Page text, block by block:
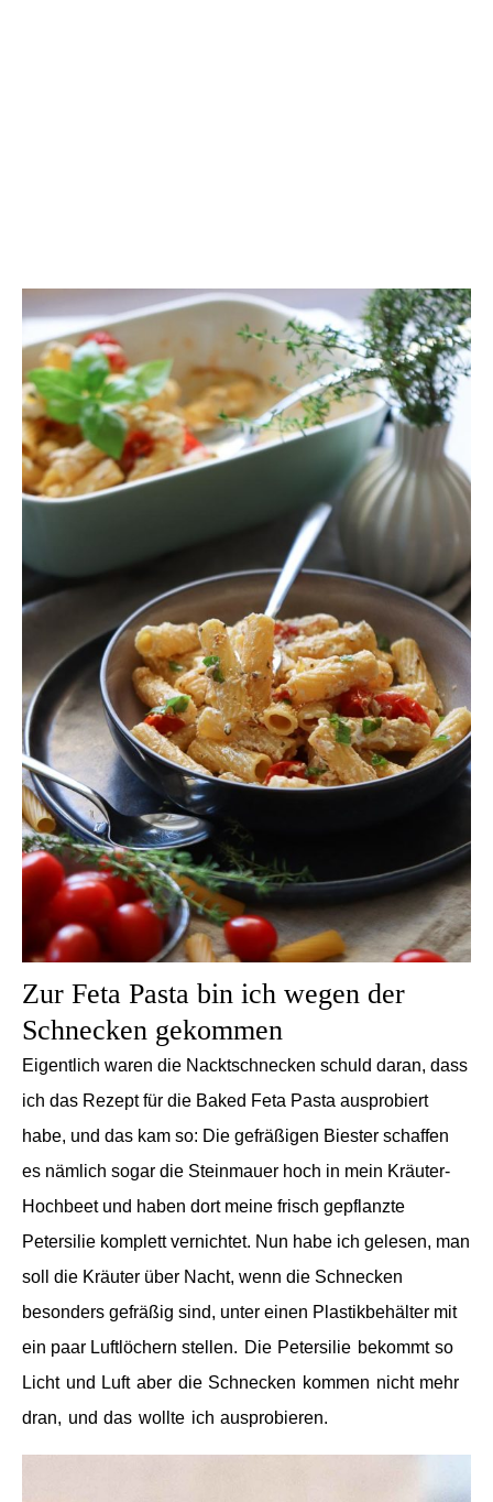
Zur Feta Pasta bin ich wegen der
Schnecken gekommen
Eigentlich waren die Nacktschnecken schuld daran, dass
ich das Rezept für die Baked Feta Pasta ausprobiert
habe, und das kam so: Die gefräßigen Biester schaffen
es nämlich sogar die Steinmauer hoch in mein Kräuter-
Hochbeet und haben dort meine frisch gepflanzte
Petersilie komplett vernichtet. Nun habe ich gelesen, man
soll die Kräuter über Nacht, wenn die Schnecken
besonders gefräßig sind, unter einen Plastikbehälter mit
ein paar Luftlöchern stellen. Die Petersilie bekommt so
Licht und Luft aberdie Schnecken kommen nicht mehr
dran, und das wollte ich ausprobieren.